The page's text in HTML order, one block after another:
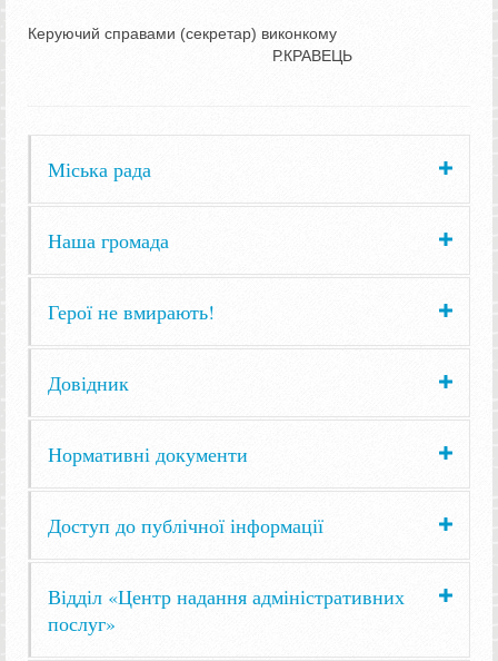
Керуючий справами (секретар) виконкому
Р.КРАВЕЦЬ
Міська рада
Наша громада
Герої не вмирають!
Довідник
Нормативні документи
Доступ до публічної інформації
Відділ «Центр надання адміністративних
послуг»